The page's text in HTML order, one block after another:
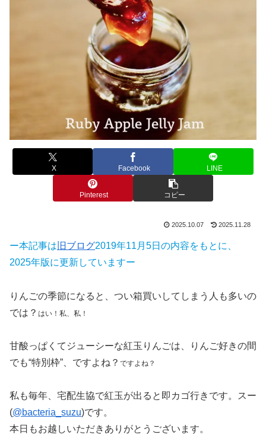
X Facebook LINE
Pinterest コピー
2025.10.07 2025.11.28
ー本記事は 旧ブログ2019年11月5日の内容をもとに、
2025年版に更新していますー
りんごの季節になると、つい箱買いしてしまう人も多いの
では？ はい！私、私！
甘酸っぱくてジューシーな紅玉りんごは、りんご好きの間
でも“特別枠”、ですよね？ ですよね？
私も毎年、宅配生協で紅玉が出ると即カゴ行きです。スー
(@bacteria_suzu)です。
本日もお越しいただきありがとうございます。